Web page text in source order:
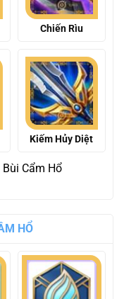
Chiến Rìu
Kiếm Hủy Diệt
Cẩm Hổ
HỔ